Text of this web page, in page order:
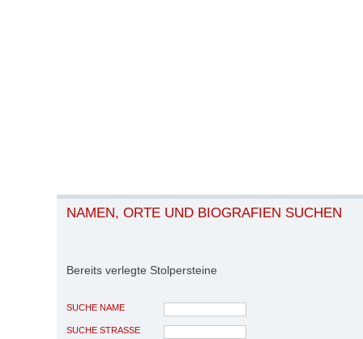
NAMEN, ORTE UND BIOGRAFIEN SUCHEN
Bereits verlegte Stolpersteine
SUCHE NAME
SUCHE STRASSE